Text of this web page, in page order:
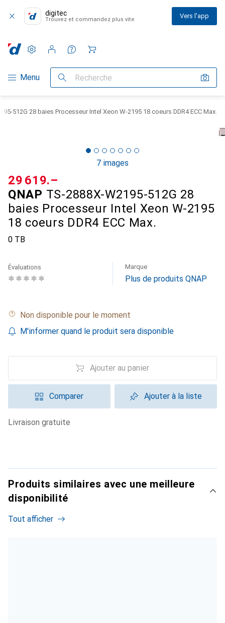
digitec
Trouvez et commandez plus vite Vers l'app
Navigation par catégorie
Menu Recherche
Paramètres
Compte client
Listes de comparaison
Listes d'envies
Panier
512G 28 baies Processeur Intel Xeon W-2195 18 coeurs DDR4 ECC Max.
7 images
QNAP TS-2888X-W2195-512G 28
baies Processeur Intel Xeon W-2195
18 coeurs DDR4 ECC Max.
0 TB
CHF
29 619.–
Évaluations Marque
Plus de produits QNAP
Non disponible pour le moment
M'informer quand le produit sera disponible
Ajouter au panier
Comparer Ajouter à la liste
livraison gratuite
Produits similaires avec une meilleure
disponibilité
Tout afficher